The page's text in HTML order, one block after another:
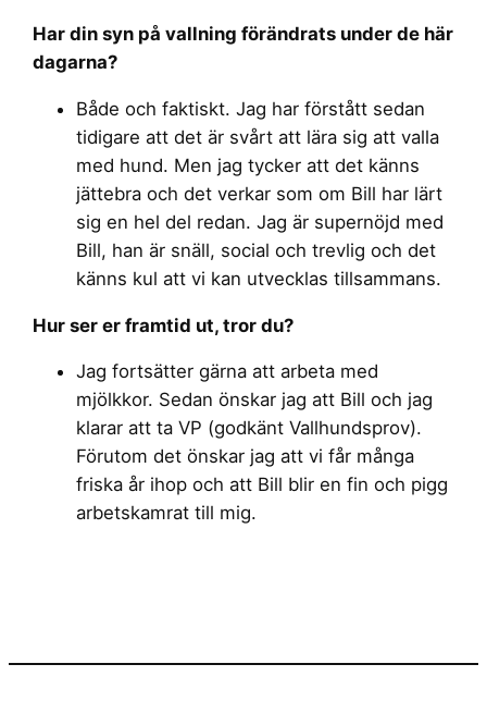
Har din syn på vallning förändrats under de här
dagarna?
Både och faktiskt. Jag har förstått sedan
tidigare att det är svårt att lära sig att valla
med hund. Men jag tycker att det känns
jättebra och det verkar som om Bill har lärt
sig en hel del redan. Jag är supernöjd med
Bill, han är snäll, social och trevlig och det
känns kul att vi kan utvecklas tillsammans.
Hur ser er framtid ut, tror du?
Jag fortsätter gärna att arbeta med
mjölkkor. Sedan önskar jag att Bill och jag
klarar att ta VP (godkänt Vallhundsprov).
Förutom det önskar jag att vi får många
friska år ihop och att Bill blir en fin och pigg
arbetskamrat till mig.